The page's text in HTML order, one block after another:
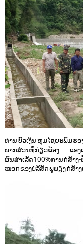
a
t
i
o
n
ທ່ານ ບົວເງິນ ຫຸມໄຊຍະພົມ ຮ
ພາກສ່ວນທີ່ກ່ຽວຂ້ອງ ຂ
ຜົນສຳເລັດ100%ການກໍ່ສ້າ
ໝອກ ຂອງບໍລິສັດ ພູພຽງ ກໍ່ສ້າ